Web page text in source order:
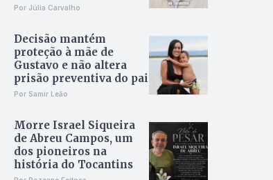
Por Júlia Carvalho
Decisão mantém
proteção à mãe de
Gustavo e não altera
prisão preventiva do pai
Por Samir Leão
Morre Israel Siqueira
de Abreu Campos, um
dos pioneiros na
história do Tocantins